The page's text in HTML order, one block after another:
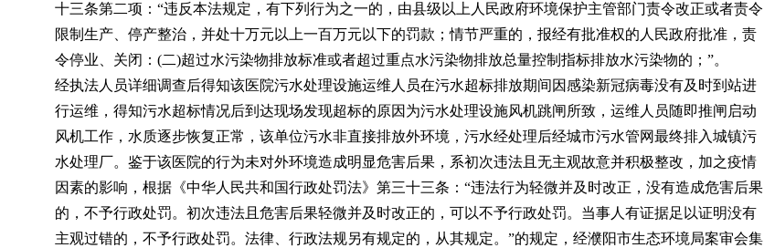
十三条第二项：“违反本法规定，有下列行为之一的，由县级以上人民政府环境保护主管部门责令改正或者责令
限制生产、停产整治，并处十万元以上一百万元以下的罚款；情节严重的，报经有批准权的人民政府批准，责
令停业、关闭：(二)超过水污染物排放标准或者超过重点水污染物排放总量控制指标排放水污染物的；”。
经执法人员详细调查后得知该医院污水处理设施运维人员在污水超标排放期间因感染新冠病毒没有及时到站进
行运维，得知污水超标情况后到达现场发现超标的原因为污水处理设施风机跳闸所致，运维人员随即推闸启动
风机工作，水质逐步恢复正常，该单位污水非直接排放外环境，污水经处理后经城市污水管网最终排入城镇污
水处理厂。鉴于该医院的行为未对外环境造成明显危害后果，系初次违法且无主观故意并积极整改，加之疫情
因素的影响，根据《中华人民共和国行政处罚法》第三十三条：“违法行为轻微并及时改正，没有造成危害后果
的，不予行政处罚。初次违法且危害后果轻微并及时改正的，可以不予行政处罚。当事人有证据足以证明没有
主观过错的，不予行政处罚。法律、行政法规另有规定的，从其规定。”的规定，经濮阳市生态环境局案审会集